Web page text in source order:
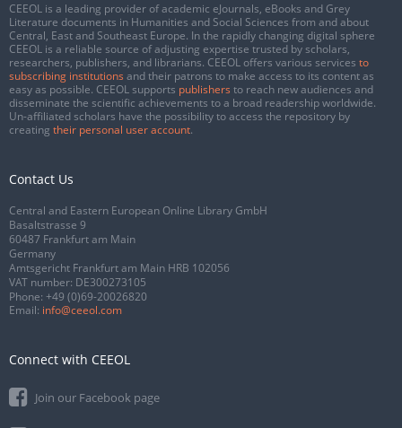
CEEOL is a leading provider of academic eJournals, eBooks and Grey
Literature documents in Humanities and Social Sciences from and about
Central, East and Southeast Europe. In the rapidly changing digital sphere
CEEOL is a reliable source of adjusting expertise trusted by scholars,
researchers, publishers, and librarians. CEEOL offers various services to
subscribing institutions and their patrons to make access to its content as
easy as possible. CEEOL supports publishers to reach new audiences and
disseminate the scientific achievements to a broad readership worldwide.
Un-affiliated scholars have the possibility to access the repository by
creating their personal user account.
Contact Us
Central and Eastern European Online Library GmbH
Basaltstrasse 9
60487 Frankfurt am Main
Germany
Amtsgericht Frankfurt am Main HRB 102056
VAT number: DE300273105
Phone: +49 (0)69-20026820
Email: info@ceeol.com
Connect with CEEOL
Join our Facebook page